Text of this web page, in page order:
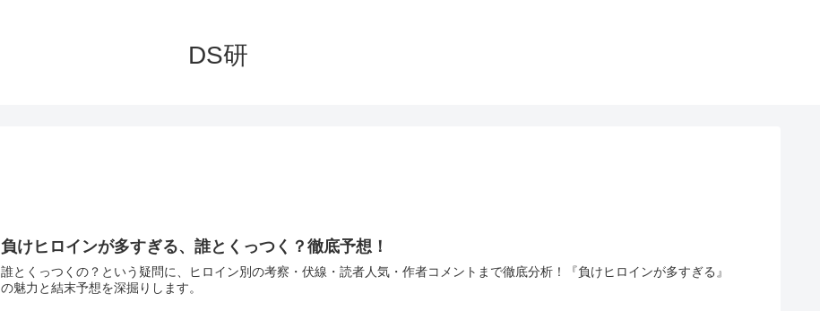
DS研
負けヒロインが多すぎる、誰とくっつく？徹底予想！
誰とくっつくの？という疑問に、ヒロイン別の考察・伏線・読者人気・作者コメントまで徹底分析！『負けヒロインが多すぎる』
の魅力と結末予想を深掘りします。